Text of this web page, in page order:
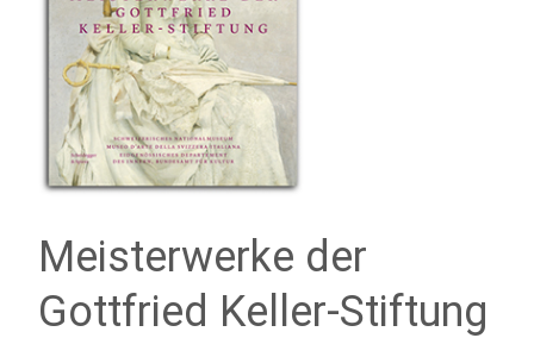
Meisterwerke der
Gottfried Keller-Stiftung